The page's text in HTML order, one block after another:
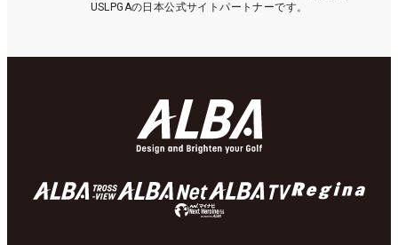
USLPGAの日本公式サイトパートナーです。